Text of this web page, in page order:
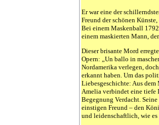
Er war eine der
Freund der schönen
Bei einem Maskenball
einem maskierten Mann,
Dieser brisante Mord
Opern: „Un ballo in
Nordamerika verlegen,
erkannt haben. Um das
Liebesgeschichte: Aus dem
Amelia verbindet eine tiefe
Begegnung Verdacht.
einstigen Freund – den
und leidenschaftlich, wie